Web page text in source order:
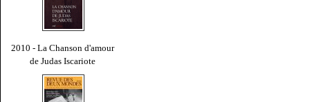
2010 - La Chanson d'amour
de Judas Iscariote